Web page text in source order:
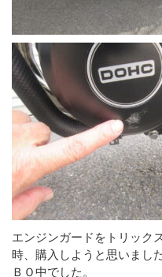
エンジンガードをトリック
時、購入しようと思いまし
ＢＯ中でした。